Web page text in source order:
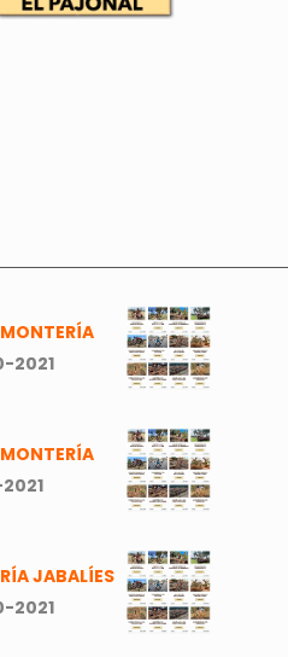
2021
JABALÍES
2021